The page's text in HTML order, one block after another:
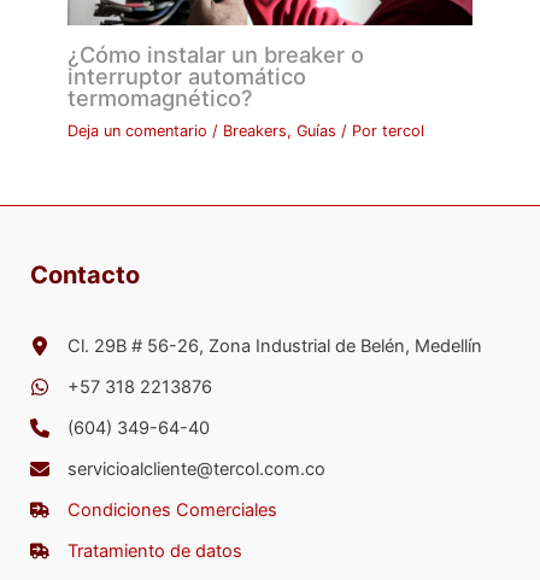
¿Cómo instalar un breaker o
interruptor automático
termomagnético?
Deja un comentario / Breakers,Guías / Portercol
Contacto
Cl. 29B # 56-26, Zona Industrial de Belén, Medellín
+57 318 2213876
(604) 349-64-40
servicioalcliente@tercol.com.co
Condiciones Comerciales
Tratamiento de datos